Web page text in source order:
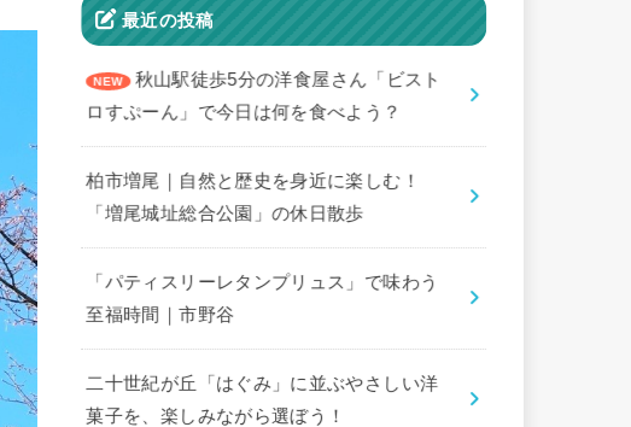
最近の投稿
秋山駅徒歩5分の洋食屋さん「ビスト
ロすぷーん」で今日は何を食べよう？
柏市増尾｜自然と歴史を身近に楽しむ！
「増尾城址総合公園」の休日散歩
「パティスリーレタンプリュス」で味わう
至福時間｜市野谷
二十世紀が丘「はぐみ」に並ぶやさしい洋
菓子を、楽しみながら選ぼう！